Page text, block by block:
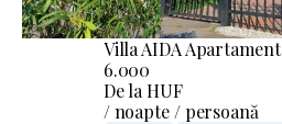
Villa AIDA Apartament
6.000
De la HUF
/ noapte / persoană